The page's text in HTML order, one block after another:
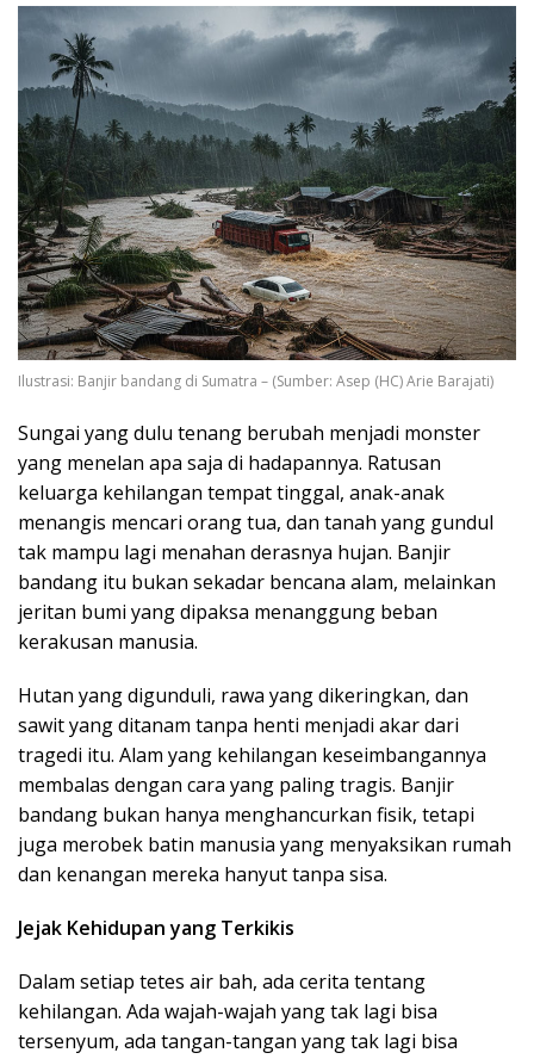
Ilustrasi: Banjir bandang di Sumatra – (Sumber: Asep (HC) Arie Barajati)
Sungai yang dulu tenang berubah menjadi monster
yang menelan apa saja di hadapannya. Ratusan
keluarga kehilangan tempat tinggal, anak-anak
menangis mencari orang tua, dan tanah yang gundul
tak mampu lagi menahan derasnya hujan. Banjir
bandang itu bukan sekadar bencana alam, melainkan
jeritan bumi yang dipaksa menanggung beban
kerakusan manusia.
Hutan yang digunduli, rawa yang dikeringkan, dan
sawit yang ditanam tanpa henti menjadi akar dari
tragedi itu. Alam yang kehilangan keseimbangannya
membalas dengan cara yang paling tragis. Banjir
bandang bukan hanya menghancurkan fisik, tetapi
juga merobek batin manusia yang menyaksikan rumah
dan kenangan mereka hanyut tanpa sisa.
Jejak Kehidupan yang Terkikis
Dalam setiap tetes air bah, ada cerita tentang
kehilangan. Ada wajah-wajah yang tak lagi bisa
tersenyum, ada tangan-tangan yang tak lagi bisa